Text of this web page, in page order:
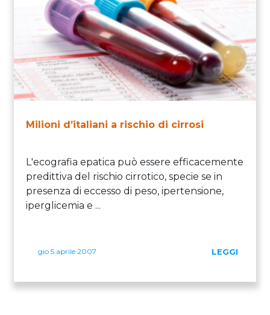
Milioni d’italiani a rischio di cirrosi
L'ecografia epatica può essere efficacemente
predittiva del rischio cirrotico, specie se in
presenza di eccesso di peso, ipertensione,
iperglicemia e ...
gio 5 aprile 2007 LEGGI